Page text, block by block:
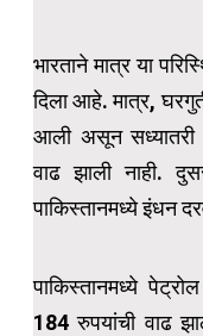
भारताने मात्र या
दिला आहे. मात्र,
आली असून सध्यातरी
वाढ झाली नाही.
पाकिस्तानमध्ये इंधन
पाकिस्तानमध्ये
184 रुपयांची वाढ